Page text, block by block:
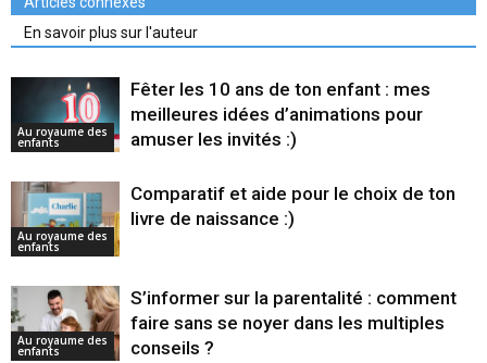
En savoir plus sur l'auteur
Au royaume des
enfants
Fêter les 10 ans de ton enfant : mes
meilleures idées d’animations pour
amuser les invités :)
Au royaume des
enfants
Comparatif et aide pour le choix de ton
livre de naissance :)
Au royaume des
enfants
S’informer sur la parentalité : comment
faire sans se noyer dans les multiples
conseils ?